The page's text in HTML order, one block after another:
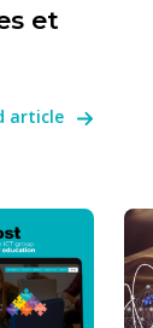
et
article